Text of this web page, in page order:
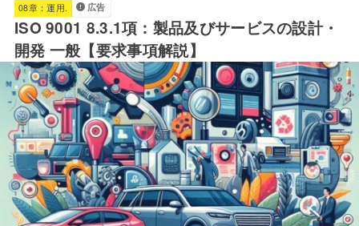
08章：運用. 広告
ISO 9001 8.3.1項：製品及びサービスの設計・
開発 一般【要求事項解説】